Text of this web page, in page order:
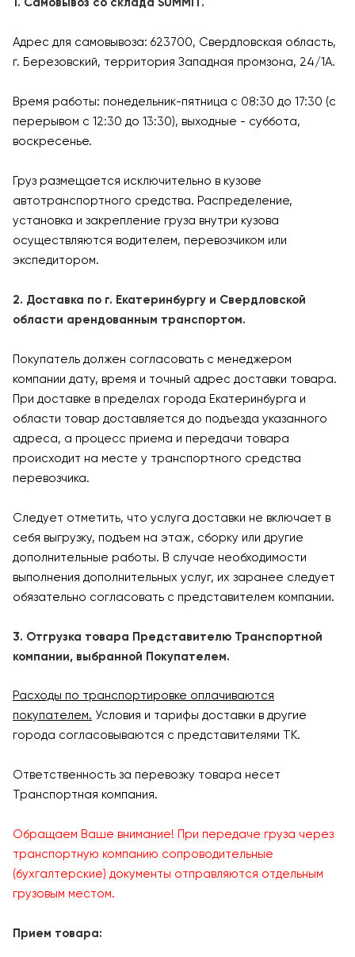
Адрес для самовывоза: 623700, Свердловская область,
г. Березовский, территория Западная промзона, 24/1А.
Время работы: понедельник-пятница с 08:30 до 17:30 (с
перерывом с 12:30 до 13:30), выходные - суббота,
воскресенье.
Груз размещается исключительно в кузове
автотранспортного средства. Распределение,
установка и закрепление груза внутри кузова
осуществляются водителем, перевозчиком или
экспедитором.
2. Доставка по г. Екатеринбургу и Свердловской
области арендованным транспортом.
Покупатель должен согласовать с менеджером
компании дату, время и точный адрес доставки товара.
При доставке в пределах города Екатеринбурга и
области товар доставляется до подъезда указанного
адреса, а процесс приема и передачи товара
происходит на месте у транспортного средства
перевозчика.
Следует отметить, что услуга доставки не включает в
себя выгрузку, подъем на этаж, сборку или другие
дополнительные работы. В случае необходимости
выполнения дополнительных услуг, их заранее следует
обязательно согласовать с представителем компании.
3. Отгрузка товара Представителю Транспортной
компании, выбранной Покупателем.
Расходы по транспортировке оплачиваются
покупателем. Условия и тарифы доставки в другие
города согласовываются с представителями ТК.
Ответственность за перевозку товара несет
Транспортная компания.
Обращаем Ваше внимание! При передаче груза через
транспортную компанию сопроводительные
(бухгалтерские) документы отправляются отдельным
грузовым местом.
Прием товара: